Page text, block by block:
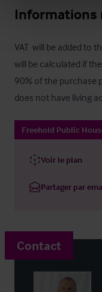
Informations
VAT  will be added to
will be calculated if
90% of the purchase
does not have living
Freehold Public
Voir le plan
Partager par
Contact